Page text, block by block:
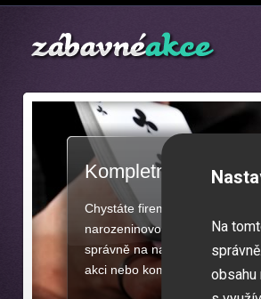
Kompletní zajištění
Chystáte firemní akci, večírek
narozeninovou oslavu či
správně na našich stránkách.
akci nebo kompletní zajištění
Na
obsahu